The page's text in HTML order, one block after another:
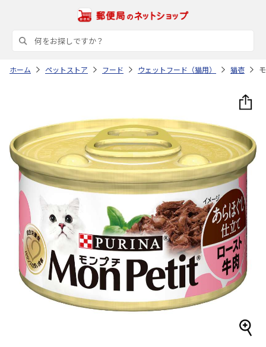
ホーム ペットストア フード ウェットフード（猫用） 猫壱